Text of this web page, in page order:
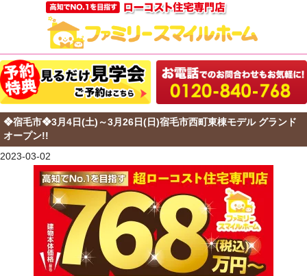
❖宿毛市❖3月4日(土)～3月26日(日)宿毛市西町東棟モデル グランド
オープン!!
2023-03-02